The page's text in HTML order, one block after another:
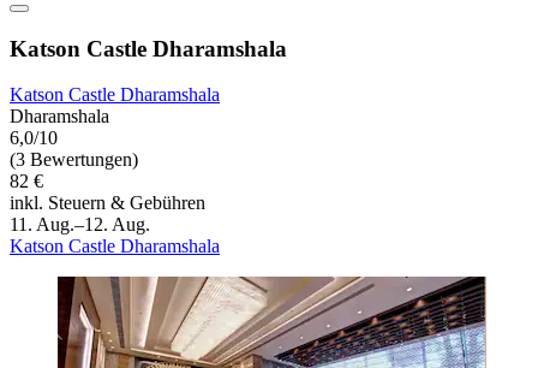
Katson Castle Dharamshala
Katson Castle Dharamshala
Dharamshala
6,0/10
(3 Bewertungen)
82 €
inkl. Steuern & Gebühren
11. Aug.–12. Aug.
Katson Castle Dharamshala